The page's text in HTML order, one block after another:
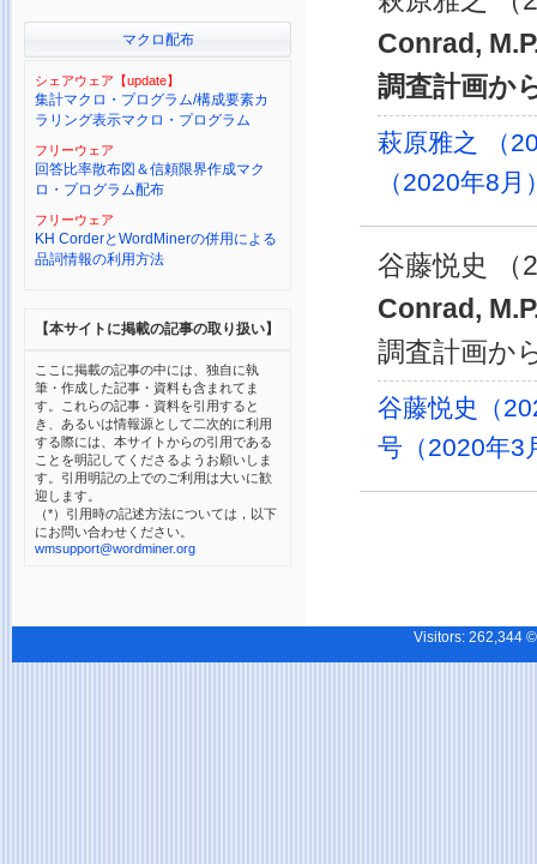
マクロ配布
シェアウェア【update】
集計マクロ・プログラム/構成要素カ
ラリング表示マクロ・プログラム
フリーウェア
回答比率散布図＆信頼限界作成マク
ロ・プログラム配布
フリーウェア
KH CorderとWordMinerの併用による
品詞情報の利用方法
【本サイトに掲載の記事の取り扱い】
ここに掲載の記事の中には、独自に執
筆・作成した記事・資料も含まれてま
す。これらの記事・資料を引用すると
き、あるいは情報源として二次的に利用
する際には、本サイトからの引用である
ことを明記してくださるようお願いしま
す。引用明記の上でのご利用は大いに歓
迎します。
（*）引用時の記述方法については，以下
にお問い合わせください。
wmsupport@wordminer.org
Conrad,
調査計画か
萩原雅之 （
（2020年8月
谷藤悦史 （
Conrad,
調査計画か
谷藤悦史（
号（2020年3
Visitors: 262,344